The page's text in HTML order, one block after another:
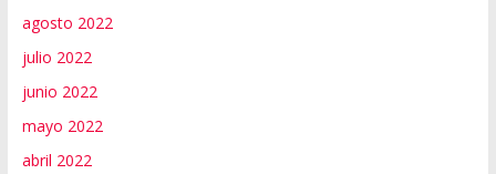
agosto 2022
julio 2022
junio 2022
mayo 2022
abril 2022